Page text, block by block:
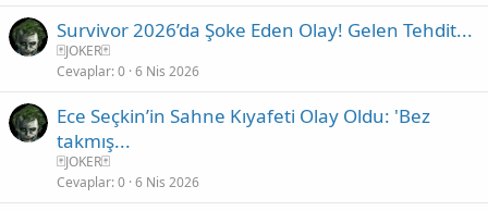
Survivor 2026’da Şoke Eden Olay! Gelen Tehdit...
🃏JOKER🃏
Cevaplar 0 6 Nis 2026
Ece Seçkin’in Sahne Kıyafeti Olay Oldu: 'Bez
takmış...
🃏JOKER🃏
Cevaplar 0 6 Nis 2026